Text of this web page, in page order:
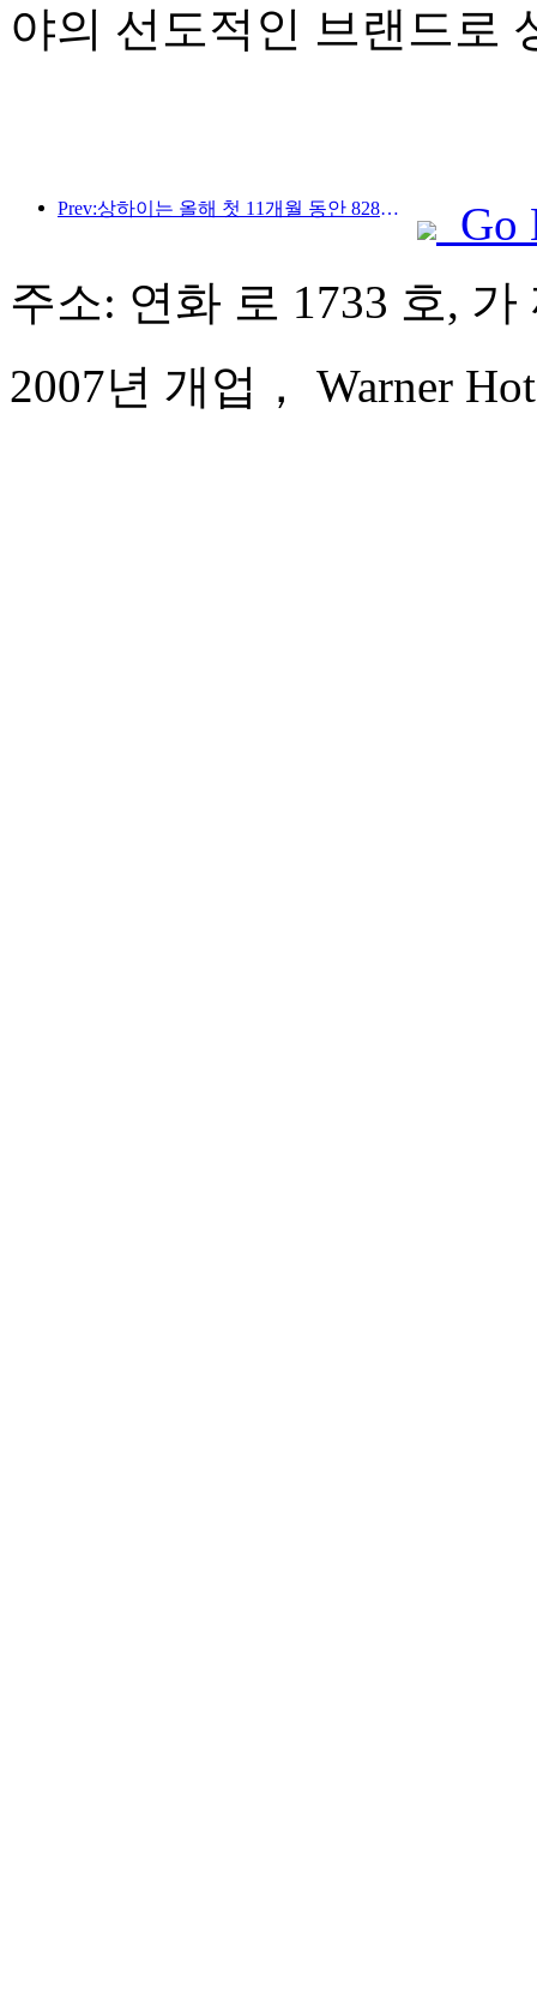
야의 선도적인 브랜드로
Prev:상하이는 올해 첫 11개월 동안 828만 2천 명의 외국인 관광객을 유치하여 당초 예상치를 뛰어넘었다.
Go
주소: 연화 로 1733 호, 가
2007년 개업， Warner